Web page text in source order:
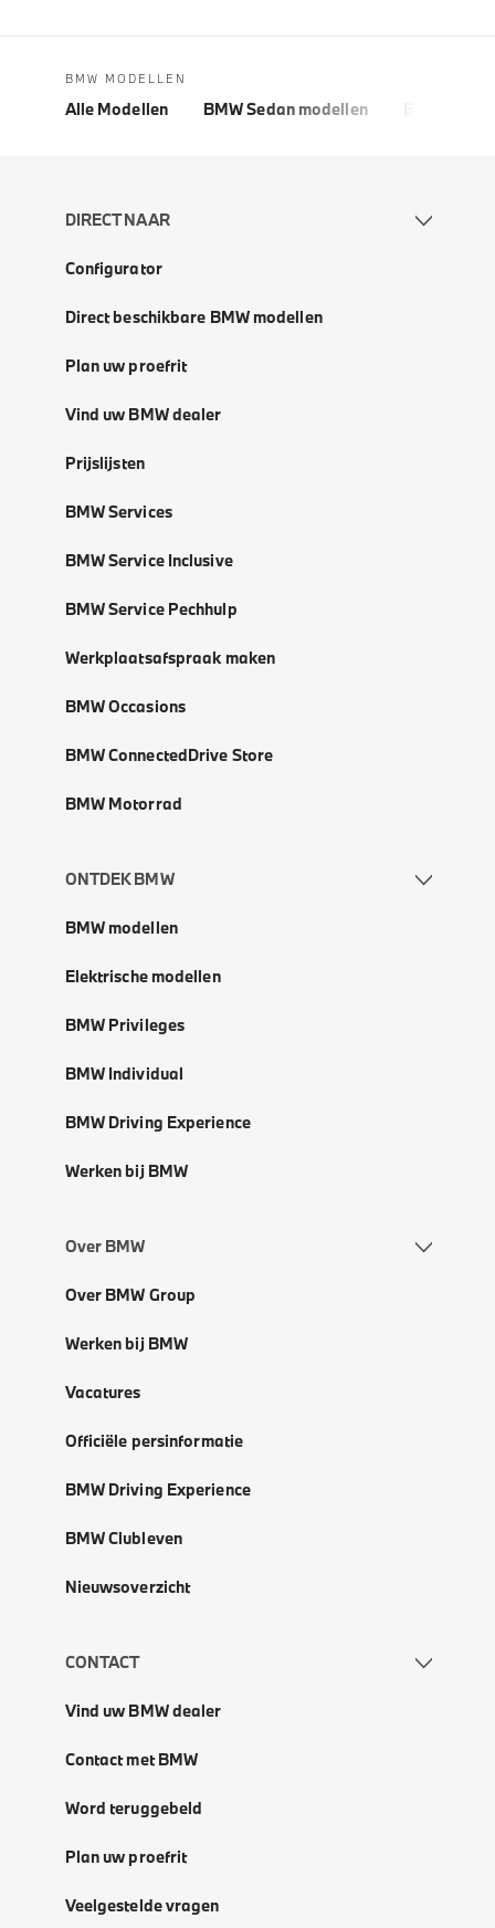
BMW MODELLEN
Alle Modellen BMW Sedan modellen
DIRECT NAAR
Configurator
Direct beschikbare BMW modellen
Plan uw proefrit
Vind uw BMW dealer
Prijslijsten
BMW Services
BMW Service Inclusive
BMW Service Pechhulp
Werkplaatsafspraak maken
BMW Occasions
BMW ConnectedDrive Store
BMW Motorrad
ONTDEK BMW
BMW modellen
Elektrische modellen
BMW Privileges
BMW Individual
BMW Driving Experience
Werken bij BMW
Over BMW
Over BMW Group
Werken bij BMW
Vacatures
Officiële persinformatie
BMW Driving Experience
BMW Clubleven
Nieuwsoverzicht
CONTACT
Vind uw BMW dealer
Contact met BMW
Word teruggebeld
Plan uw proefrit
Veelgestelde vragen